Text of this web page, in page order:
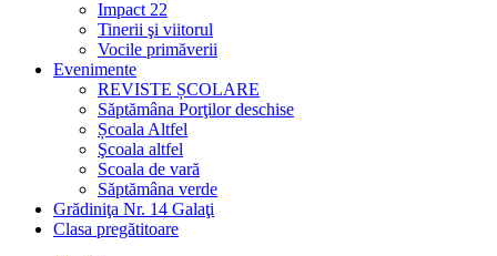
Impact 22
Tinerii şi viitorul
Vocile primăverii
Evenimente
REVISTE ȘCOLARE
Săptămâna Porţilor deschise
Școala Altfel
Şcoala altfel
Scoala de vară
Săptămâna verde
Grădiniţa Nr. 14 Galaţi
Clasa pregătitoare